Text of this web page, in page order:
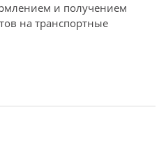
и получением
на транспортные